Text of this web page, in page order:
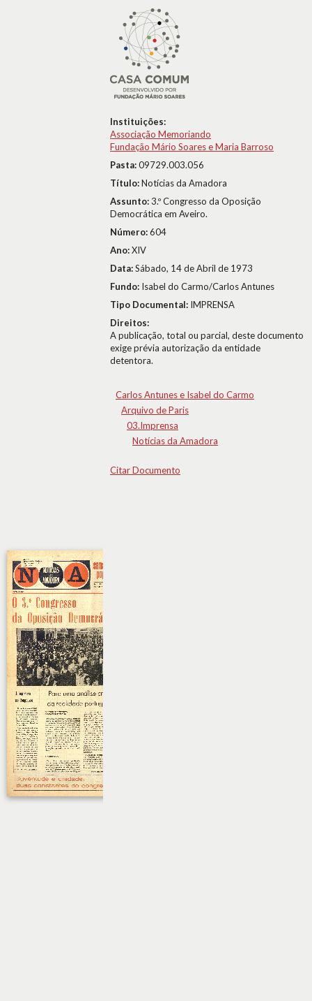
Instituições:
Associação Memoriando
Fundação Mário Soares e Maria Barroso
Pasta:09729.003.056
Título:Notícias da Amadora
Assunto:3.º Congresso da Oposição
Democrática em Aveiro.
Número:604
Ano:XIV
Data:Sábado, 14 de Abril de 1973
Fundo: Isabel do Carmo/Carlos Antunes
Tipo Documental: IMPRENSA
Direitos:
A publicação, total ou parcial, deste documento
exige prévia autorização da entidade
detentora.
Carlos Antunes e Isabel do Carmo
Arquivo de Paris
03.Imprensa
Notícias da Amadora
Citar Documento